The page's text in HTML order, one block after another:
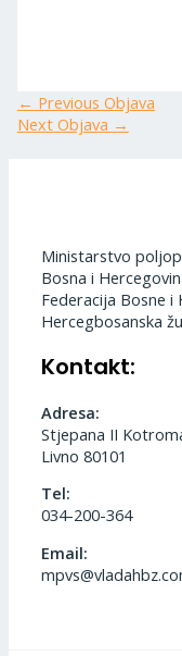
← Previous Objava
Next Objava →
Ministarstvo
Bosna i
Federacija Bosne i
Hercegbosanska
Kontakt:
Adresa:
Stjepana II
Livno 80101
Tel:
034-200-364
Email: